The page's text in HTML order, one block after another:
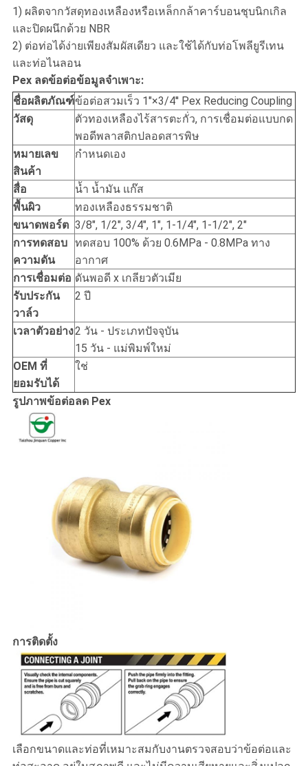
1) ผลิตจากวัสดุทองเหลืองหรือเหล็กกล้าคาร์บอนชุบนิกเกิล
และปิดผนึกด้วย NBR
2) ต่อท่อได้ง่ายเพียงสัมผัสเดียว และใช้ได้กับท่อโพลียูรีเทน
และท่อไนลอน
Pex ลดข้อต่อข้อมูลจำเพาะ:
ชื่อผลิตภัณฑ์ข้อต่อสวมเร็ว 1"×3/4'' Pex Reducing Coupling
วัสดุ
ตัวทองเหลืองไร้สารตะกั่ว, การเชื่อมต่อแบบกด
พอดีพลาสติกปลอดสารพิษ
หมายเลข
สินค้า
กำหนดเอง
สื่อ
น้ำ น้ำมัน แก๊ส
พื้นผิว
ทองเหลืองธรรมชาติ
ขนาดพอร์ต 3/8", 1/2", 3/4", 1", 1-1/4", 1-1/2", 2"
การทดสอบ
ความดัน
ทดสอบ 100% ด้วย 0.6MPa - 0.8MPa ทาง
อากาศ
การเชื่อมต่อ ดันพอดี x เกลียวตัวเมีย
รับประกัน
วาล์ว
2 ปี
เวลาตัวอย่าง2 วัน - ประเภทปัจจุบัน
15 วัน - แม่พิมพ์ใหม่
OEM ที่
ยอมรับได้
ใช่
รูปภาพข้อต่อลด Pex
การติดตั้ง
เลือกขนาดและท่อที่เหมาะสมกับงานตรวจสอบว่าข้อต่อและ